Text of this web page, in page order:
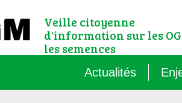
Veille citoyenne
d'information sur les
les semences
Actualités